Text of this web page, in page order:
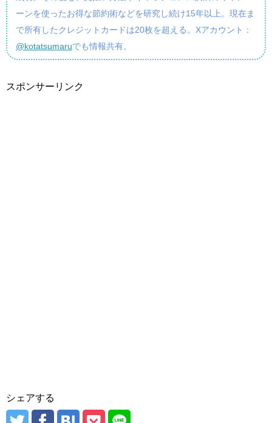
ーンを使ったお得な節約術などを研究し続け15年以上。現在ま
で所有したクレジットカードは20枚を超える。Xアカウント：
@kotatsumaruでも情報共有。
スポンサーリンク
シェアする